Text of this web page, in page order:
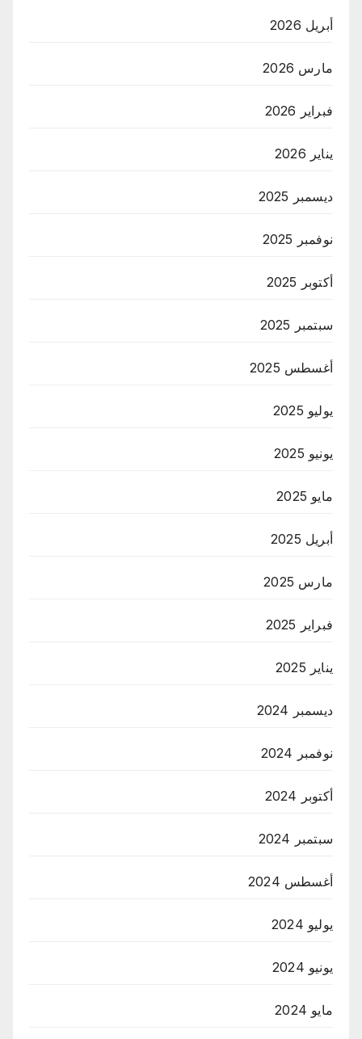
أبريل 2026
مارس 2026
فبراير 2026
يناير 2026
ديسمبر 2025
نوفمبر 2025
أكتوبر 2025
سبتمبر 2025
أغسطس 2025
يوليو 2025
يونيو 2025
مايو 2025
أبريل 2025
مارس 2025
فبراير 2025
يناير 2025
ديسمبر 2024
نوفمبر 2024
أكتوبر 2024
سبتمبر 2024
أغسطس 2024
يوليو 2024
يونيو 2024
مايو 2024